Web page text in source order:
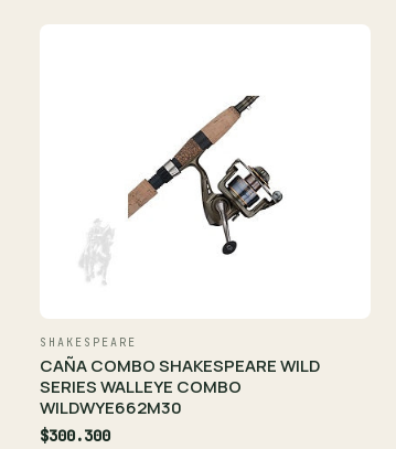
SHAKESPEARE
CAÑA COMBO SHAKESPEARE WILD
SERIES WALLEYE COMBO
WILDWYE662M30
$300.300